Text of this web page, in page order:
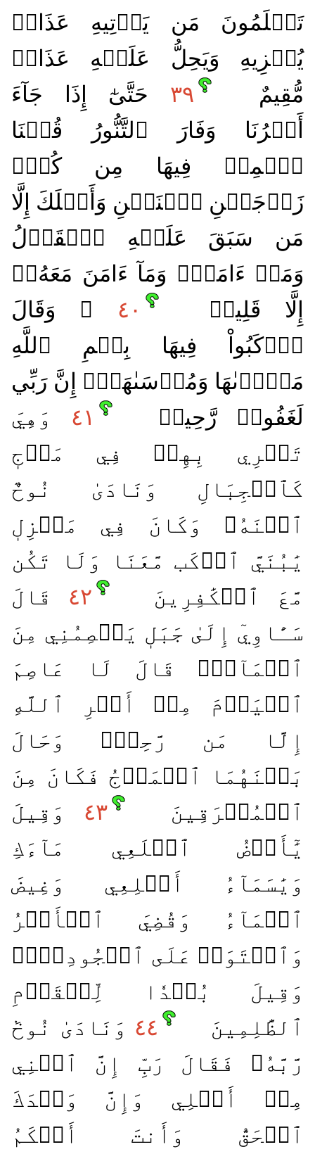
تَعۡلَمُونَ مَن يَأۡتِيهِ عَذَابٞ
يُخۡزِيهِ وَيَحِلُّ عَلَيۡهِ عَذَابٞ
مُّقِيمٌ
٣٩ حَتَّىٰٓ إِذَا جَآءَ
أَمۡرُنَا وَفَارَ ٱلتَّنُّورُ قُلۡنَا
ٱحۡمِلۡ فِيهَا مِن كُلّٖ
زَوۡجَيۡنِ ٱثۡنَيۡنِ وَأَهۡلَكَ إِلَّا
مَن سَبَقَ عَلَيۡهِ ٱلۡقَوۡلُ
وَمَنۡ ءَامَنَۚ وَمَآ ءَامَنَ مَعَهُۥٓ
إِلَّا قَلِيلٞ
٤٠ ۞ وَقَالَ
ٱرۡكَبُواْ فِيهَا بِسۡمِ ٱللَّهِ
مَجۡر۪ىٰهَا وَمُرۡسَىٰهَآۚ إِنَّ رَبِّي
لَغَفُورٞ رَّحِيمٞ
٤١ وَهِيَ
تَجۡرِي بِهِمۡ فِي مَوۡجٖ
كَٱلۡجِبَالِ وَنَادَىٰ نُوحٌ
ٱبۡنَهُۥ وَكَانَ فِي مَعۡزِلٖ
يَٰبُنَيَّ ٱرۡكَب مَّعَنَا وَلَا تَكُن
مَّعَ ٱلۡكَٰفِرِينَ
٤٢ قَالَ
سَـَٔاوِيٓ إِلَىٰ جَبَلٖ يَعۡصِمُنِي مِنَ
ٱلۡمَآءِۚ قَالَ لَا عَاصِمَ
ٱلۡيَوۡمَ مِنۡ أَمۡرِ ٱللَّهِ
إِلَّا مَن رَّحِمَۚ وَحَالَ
بَيۡنَهُمَا ٱلۡمَوۡجُ فَكَانَ مِنَ
ٱلۡمُغۡرَقِينَ
٤٣ وَقِيلَ
يَٰٓأَرۡضُ ٱبۡلَعِي مَآءَكِ
وَيَٰسَمَآءُ أَقۡلِعِي وَغِيضَ
ٱلۡمَآءُ وَقُضِيَ ٱلۡأَمۡرُ
وَٱسۡتَوَتۡ عَلَى ٱلۡجُودِيِّۖ
وَقِيلَ بُعۡدٗا لِّلۡقَوۡمِ
ٱلظَّٰلِمِينَ
٤٤ وَنَادَىٰ نُوحٞ
رَّبَّهُۥ فَقَالَ رَبِّ إِنَّ ٱبۡنِي
مِنۡ أَهۡلِي وَإِنَّ وَعۡدَكَ
ٱلۡحَقُّ وَأَنتَ أَحۡكَمُ